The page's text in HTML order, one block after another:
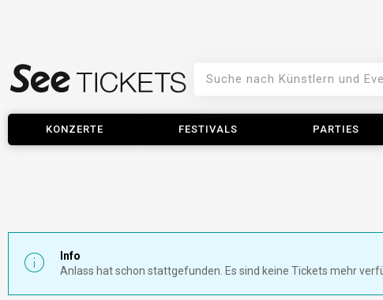
KONZERTE FESTIVALS PARTIES
Info
Anlass hat schon stattgefunden. Es sind keine Tickets mehr